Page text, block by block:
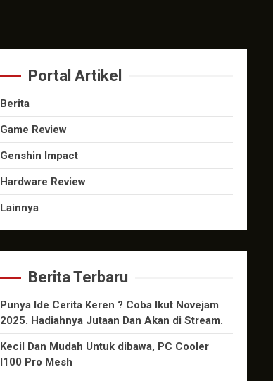
Portal Artikel
Berita
Game Review
Genshin Impact
Hardware Review
Lainnya
Berita Terbaru
Punya Ide Cerita Keren ? Coba Ikut Novejam
2025. Hadiahnya Jutaan Dan Akan di Stream.
Kecil Dan Mudah Untuk dibawa, PC Cooler
I100 Pro Mesh